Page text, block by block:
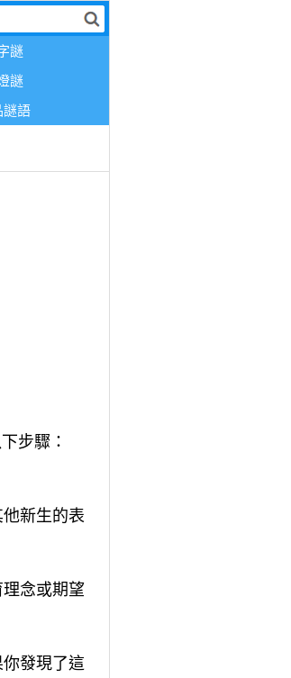
謎
謎
謎語
步驟：
新生的表
念或期望
發現了這